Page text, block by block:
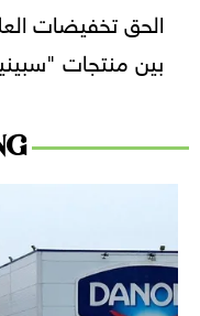
الحق تخفيضات
بين منتجات